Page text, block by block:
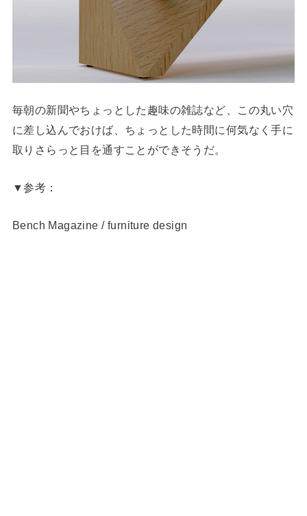
毎朝の新聞やちょっとした趣味の雑誌など、この丸い穴
に差し込んでおけば、ちょっとした時間に何気なく手に
取りさらっと目を通すことができそうだ。
▼参考：
Bench Magazine / furniture design